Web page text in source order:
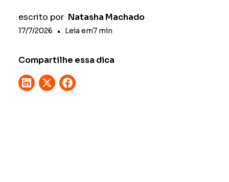
escrito por Natasha Machado
17/7/2026 • Leia em7 min
Compartilhe essa dica